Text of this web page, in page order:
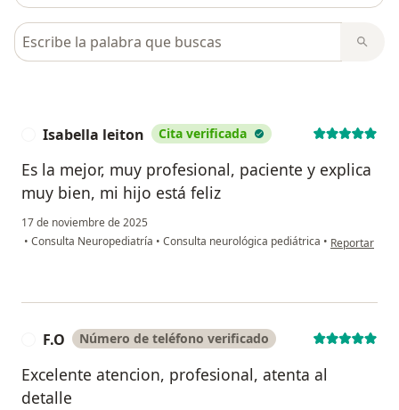
Busca en opiniones
Isabella leiton Cita verificada
Es la mejor, muy profesional, paciente y explica
muy bien, mi hijo está feliz
17 de noviembre de 2025
• Consulta Neuropediatría • Consulta neurológica pediátrica • en opinión
Reportar
F.O Número de teléfono verificado
Excelente atencion, profesional, atenta al
detalle